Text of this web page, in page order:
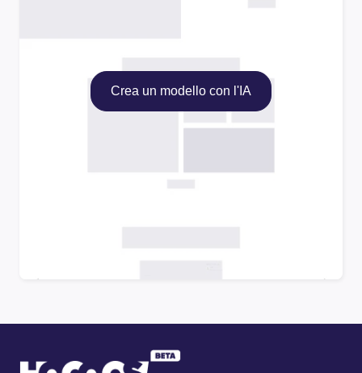
Crea un modello con l'IA